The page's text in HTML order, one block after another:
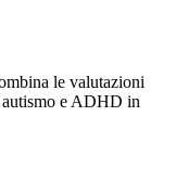
le valutazioni
e ADHD in